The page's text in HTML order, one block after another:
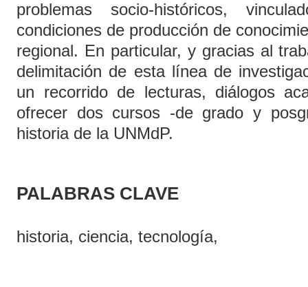
problemas socio-históricos,
condiciones de producción de
regional. En particular, y gracias al
delimitación de esta línea de
un recorrido de lecturas, diálogos
ofrecer dos cursos -de grado y
historia de la UNMdP.
PALABRAS CLAVE
historia, ciencia, tecnología,